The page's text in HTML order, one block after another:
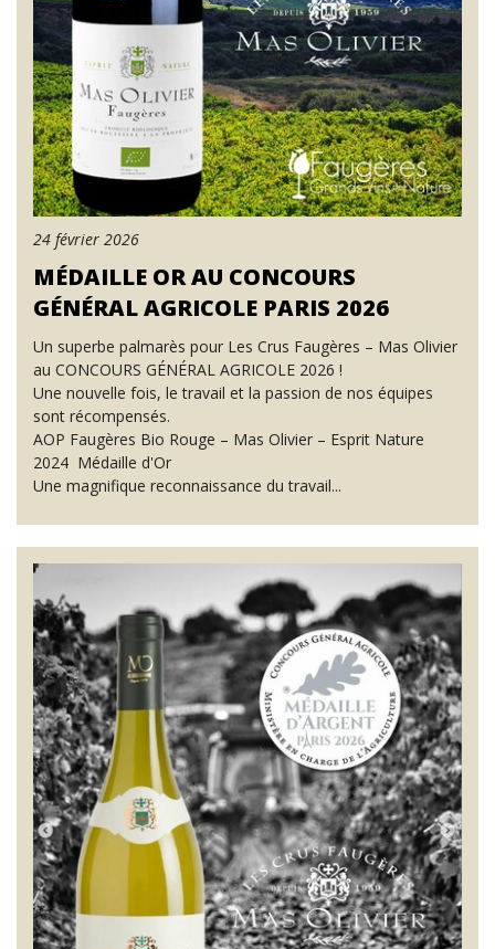
24 février 2026
MÉDAILLE OR AU CONCOURS
GÉNÉRAL AGRICOLE PARIS 2026
Un superbe palmarès pour Les Crus Faugères – Mas Olivier
au CONCOURS GÉNÉRAL AGRICOLE 2026 !
Une nouvelle fois, le travail et la passion de nos équipes
sont récompensés.
AOP Faugères Bio Rouge – Mas Olivier – Esprit Nature
2024 Médaille d'Or
Une magnifique reconnaissance du travail...